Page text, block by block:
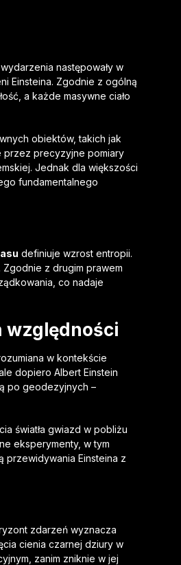
następowały w
Einsteina. Zgodnie z ogólną
a każde masywne ciało
obiektów, takich jak
przez precyzyjne pomiary
Jednak dla większości
fundamentalnego
definiuje wzrost entropii.
Zgodnie z drugim prawem
co nadaje
względności
w kontekście
dopiero Albert Einstein
po geodezyjnych –
światła gwiazd w pobliżu
eksperymenty, w tym
przewidywania Einsteina z
zdarzeń wyznacza
cienia czarnej dziury w
zanim zniknie w jej